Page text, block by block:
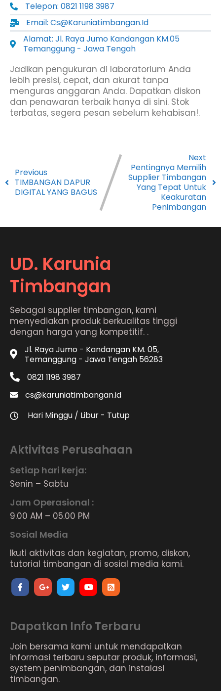
Telepon: 0821 1198 3987
Email: Cs@karuniatimbangan.id
Alamat: Jl. Raya Jumo Kandangan KM.05
Temanggung - Jawa Tengah
Jadikan pengukuran di laboratorium Anda
lebih presisi, cepat, dan akurat tanpa
menguras anggaran Anda. Dapatkan diskon
dan penawaran terbaik hanya di sini. Stok
terbatas, segera pesan sebelum kehabisan!.
Previous
TIMBANGAN DAPUR
DIGITAL YANG BAGUS
Next
Pentingnya Memilih
Supplier Timbangan
Yang Tepat Untuk
Keakuratan
Penimbangan
UD. Karunia
Timbangan
Sebagai supplier timbangan, kami
menyediakan produk berkualitas tinggi
dengan harga yang kompetitif. .
Jl. Raya Jumo - Kandangan KM. 05,
Temanggung - Jawa Tengah 56283
0821 1198 3987
cs@karuniatimbangan.id
Hari Minggu / Libur - Tutup
Aktivitas Perusahaan
Setiap hari kerja:
Senin – Sabtu
Jam Operasional :
9.00 AM – 05.00 PM
Sosial Media
Ikuti aktivitas dan kegiatan, promo, diskon,
tutorial timbangan di sosial media kami.
Dapatkan Info Terbaru
Join bersama kami untuk mendapatkan
informasi terbaru seputar produk, informasi,
system penimbangan, dan instalasi
timbangan.